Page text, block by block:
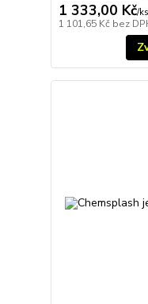
1 333,00 Kč/ks
1 101,65 Kč bez